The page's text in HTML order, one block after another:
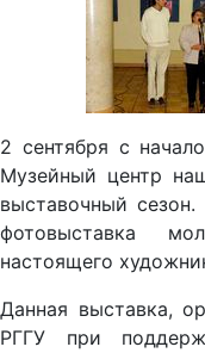
2 сентября с
Музейный центр
выставочный
фотовыставка
настоящего
Данная выставка,
РГГУ при